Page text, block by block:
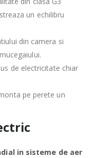
un echilibru
din camera si
de electricitate chiar
pe perete un
in sisteme de aer